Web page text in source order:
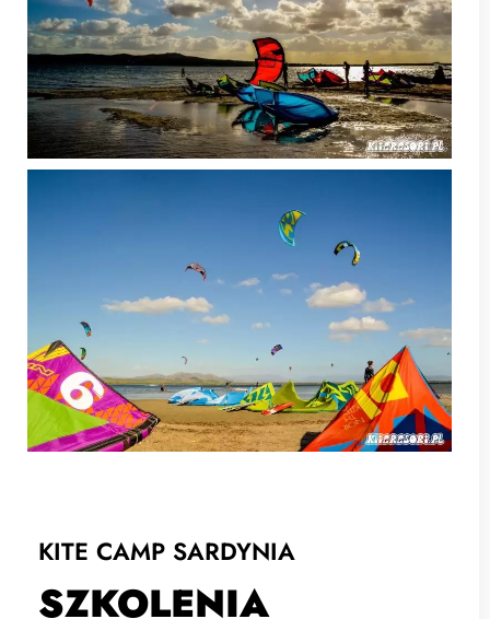
KITE CAMP SARDYNIA
SZKOLENIA